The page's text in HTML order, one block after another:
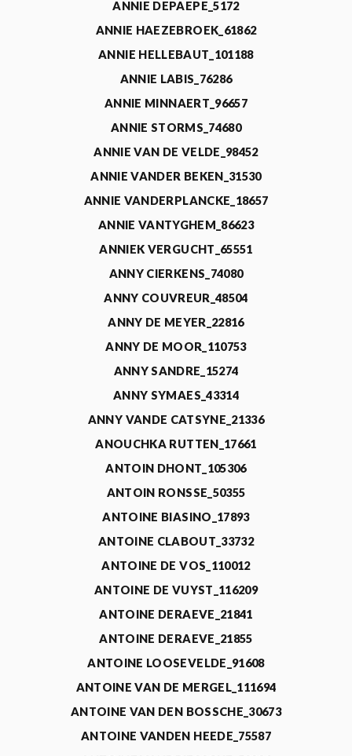
ANNIE DEPAEPE_5172
ANNIE HAEZEBROEK_61862
ANNIE HELLEBAUT_101188
ANNIE LABIS_76286
ANNIE MINNAERT_96657
ANNIE STORMS_74680
ANNIE VAN DE VELDE_98452
ANNIE VANDER BEKEN_31530
ANNIE VANDERPLANCKE_18657
ANNIE VANTYGHEM_86623
ANNIEK VERGUCHT_65551
ANNY CIERKENS_74080
ANNY COUVREUR_48504
ANNY DE MEYER_22816
ANNY DE MOOR_110753
ANNY SANDRE_15274
ANNY SYMAES_43314
ANNY VANDE CATSYNE_21336
ANOUCHKA RUTTEN_17661
ANTOIN DHONT_105306
ANTOIN RONSSE_50355
ANTOINE BIASINO_17893
ANTOINE CLABOUT_33732
ANTOINE DE VOS_110012
ANTOINE DE VUYST_116209
ANTOINE DERAEVE_21841
ANTOINE DERAEVE_21855
ANTOINE LOOSEVELDE_91608
ANTOINE VAN DE MERGEL_111694
ANTOINE VAN DEN BOSSCHE_30673
ANTOINE VANDEN HEEDE_75587